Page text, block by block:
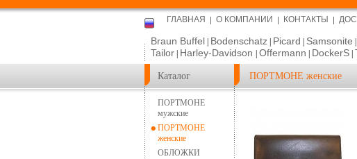
Каталог ПОРТМОНЕ женские
ГЛАВНАЯ О КОМПАНИИ КОНТАКТЫ
Braun Buffel Bodenschatz Picard Samsonite
Tailor Harley-Davidson Offermann DockerS
ПОРТМОНЕ
мужские
ПОРТМОНЕ
женские
ОБЛОЖКИ